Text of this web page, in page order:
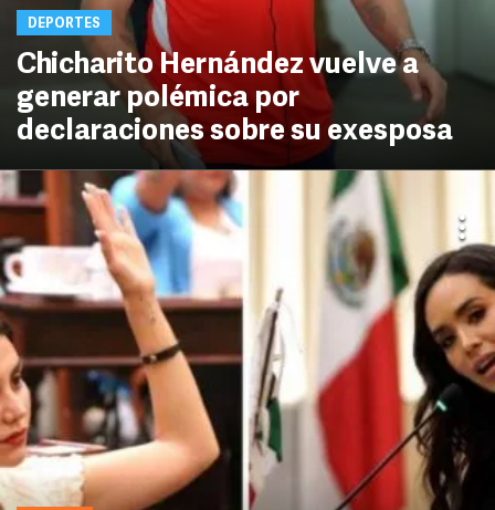
DEPORTES
Chicharito Hernández vuelve a
generar polémica por
declaraciones sobre su exesposa